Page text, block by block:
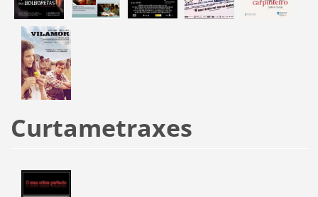
Curtametraxes